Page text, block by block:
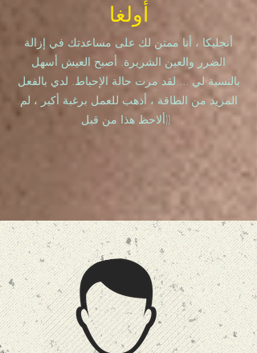
أولغا
أنجليكا ، أنا ممتن لك على مساعدتك في إزالة
الضرر والعين الشريرة. أصبح العيش أسهل
بالنسبة لي ... لقد مرت حالة الإحباط. لدي بالفعل
المزيد من الطاقة ، أذهب للعمل برغبة أكبر ، لم
ألاحظ هذا من قبل))